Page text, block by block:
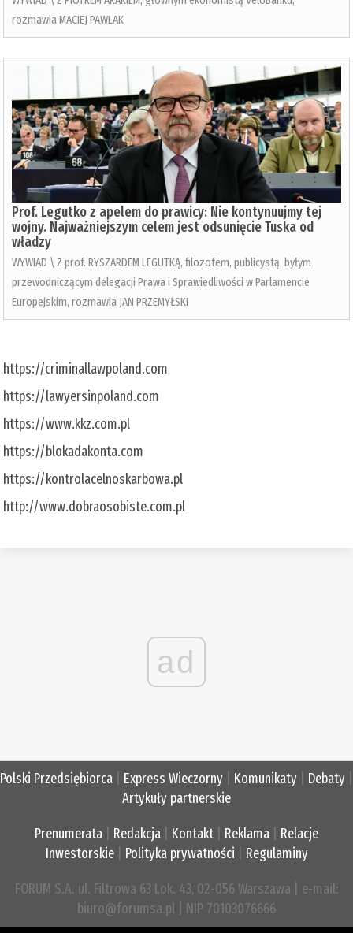
rozmawia MACIEJ PAWLAK
Prof. Legutko z apelem do prawicy: Nie kontynuujmy tej
wojny. Najważniejszym celem jest odsunięcie Tuska od
władzy
WYWIAD \ Z prof. RYSZARDEM LEGUTKĄ, filozofem, publicystą, byłym
przewodniczącym delegacji Prawa i Sprawiedliwości w Parlamencie
Europejskim, rozmawia JAN PRZEMYŁSKI
https://criminallawpoland.com
https://lawyersinpoland.com
https://www.kkz.com.pl
https://blokadakonta.com
https://kontrolacelnoskarbowa.pl
http://www.dobraosobiste.com.pl
ad
Polski Przedsiębiorca Express Wieczorny Komunikaty Debaty
Artykuły partnerskie
Prenumerata Redakcja Kontakt Reklama
Relacje
Inwestorskie| Polityka prywatności Regulaminy
FORUM S.A. ul. Filtrowa 63 Lok. 43, 02-056 Warszawa | e-mail:
biuro@forumsa.pl | NIP 70103076666